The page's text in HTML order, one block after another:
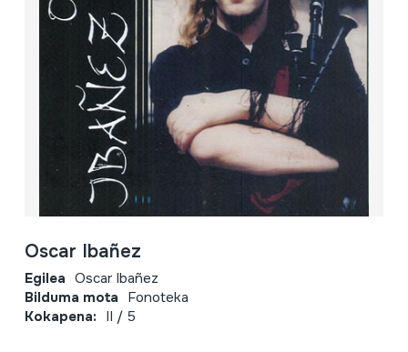
Oscar Ibañez
Egilea Oscar Ibañez
Bilduma mota Fonoteka
Kokapena: II / 5